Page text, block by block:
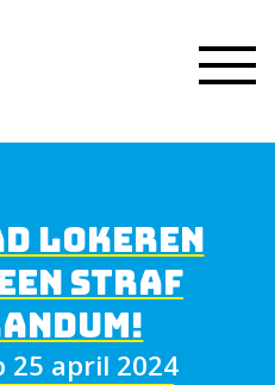
LOKEREN
STRAF
25 april 2024